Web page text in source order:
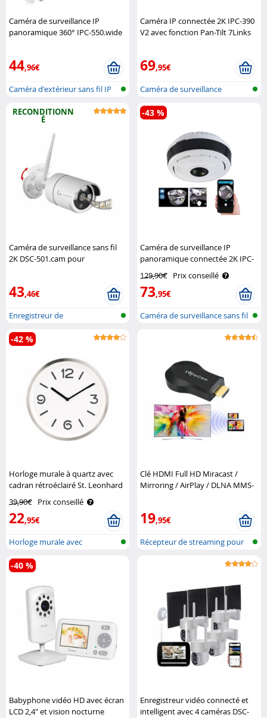
Caméra de surveillance IP
panoramique 360° IPC-550.wide
44,96€
Caméra d'extérieur sans fil IP
Caméra IP connectée 2K IPC-390
V2 avec fonction Pan-Tilt 7Links
69,95€
Caméra de surveillance
d'extérieur ..
RECONDITIONN
É
Caméra de surveillance sans fil
2K DSC-501.cam pour
VisorTech
43,46€
Enregistreur de
vidéosurveillance s..
Caméra de surveillance IP
panoramique connectée 2K IPC-
530.wide avec vision nocturne
7Links
129,90€ Prix conseillé
73,95€
-43 %
Caméra de surveillance sans fil
Horloge murale à quartz avec
cadran rétroéclairé St. Leonhard
39,90€ Prix conseillé
22,95€
-42 %
Horloge murale avec
mouvement à qua..
Clé HDMI Full HD Miracast /
Mirroring / AirPlay / DLNA MMS-
19,95€
Récepteur de streaming pour
Babyphone vidéo HD avec écran
LCD 2,4" et vision nocturne
-40 %
Enregistreur vidéo connecté et
intelligent avec 4 caméras DSC-